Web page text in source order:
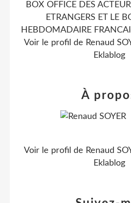
BOX OFFICE DES
ETRANGERS ET LE
HEBDOMADAIRE
Voir le profil de Renaud
Eklablog
À
Voir le profil de Renaud
Eklablog